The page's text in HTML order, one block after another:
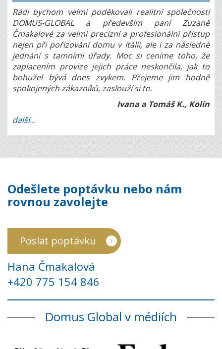
Rádi bychom velmi poděkovali realitní společnosti
DOMUS-GLOBAL a především paní Zuzaně
Čmakalové za velmi precizní a profesionální přístup
nejen při pořizování domu v Itálii, ale i za následné
jednání s tamními úřady. Moc si ceníme toho, že
zaplacením provize jejich práce neskončila, jak to
bohužel bývá dnes zvykem. Přejeme jim hodně
spokojených zákazníků, zaslouží si to.
Ivana a Tomáš K., Kolín
další...
Odešlete poptávku nebo nám
rovnou zavolejte
Poslat poptávku
Hana Čmakalová
+420 775 154 846
Domus Global v médiích